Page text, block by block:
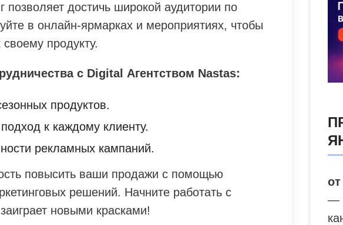
позволяет достичь широкой аудитории по
в онлайн-ярмарках и мероприятиях, чтобы
продукту.
с Digital Агентством Nastas:
продуктов.
к каждому клиенту.
рекламных кампаний.
повысить ваши продажи с помощью
решений. Начните работать с
новыми красками!
—